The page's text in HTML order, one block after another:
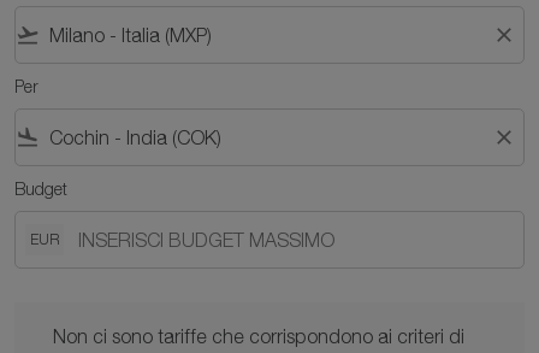
flight_takeoff close
Per
flight_land close
Budget
EUR
Non ci sono tariffe che corrispondono ai criteri di